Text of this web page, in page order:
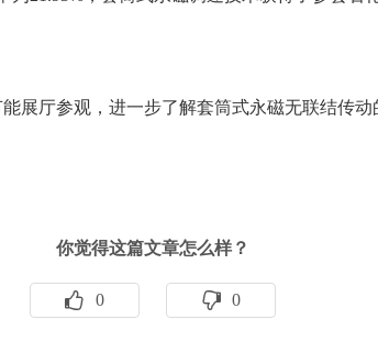
展厅参观，进一步了解套筒式永磁无联结传
你觉得这篇文章怎么样？
0 0